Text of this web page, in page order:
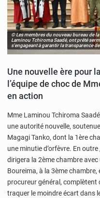
© Les membres du nouveau bureau de
Laminou Tchiroma Saadé, ont prêté
s'engageant à garantir la transparence
Une nouvelle ère pour
l’équipe de choc de
en action
Mme Laminou Tchiroma
une autorité nouvelle,
Magagi Tanko, dont la 1ère
une minutie d’orfèvre. En
dirigera la 2ème chambre
Boureima, à la 3ème
procureur général, complètent
traquer le moindre écart dans